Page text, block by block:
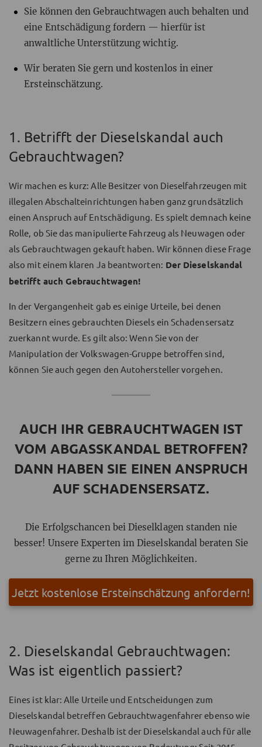
Sie können den Gebrauchtwagen auch behalten und
eine Entschädigung fordern — hierfür ist
anwaltliche Unterstützung wichtig.
Wir beraten Sie gern und kostenlos in einer
Ersteinschätzung.
1. Betrifft der Dieselskandal auch
Gebrauchtwagen?
Wir machen es kurz: Alle Besitzer von Dieselfahrzeugen mit
illegalen Abschalteinrichtungen haben ganz grundsätzlich
einen Anspruch auf Entschädigung. Es spielt demnach keine
Rolle, ob Sie das manipulierte Fahrzeug als Neuwagen oder
als Gebrauchtwagen gekauft haben. Wir können diese Frage
also mit einem klaren Ja beantworten: Der Dieselskandal
betrifft auch Gebrauchtwagen!
In der Vergangenheit gab es einige Urteile, bei denen
Besitzern eines gebrauchten Diesels ein Schadensersatz
zuerkannt wurde. Es gilt also: Wenn Sie von der
Manipulation der Volkswagen-Gruppe betroffen sind,
können Sie auch gegen den Autohersteller vorgehen.
AUCH IHR GEBRAUCHTWAGEN IST
VOM ABGASSKANDAL BETROFFEN?
DANN HABEN SIE EINEN ANSPRUCH
AUF SCHADENSERSATZ.
Die Erfolgschancen bei Dieselklagen standen nie
besser! Unsere Experten im Dieselskandal beraten Sie
gerne zu Ihren Möglichkeiten.
Jetzt kostenlose Ersteinschätzung anfordern!
2. Dieselskandal Gebrauchtwagen:
Was ist eigentlich passiert?
Eines ist klar: Alle Urteile und Entscheidungen zum
Dieselskandal betreffen Gebrauchtwagenfahrer ebenso wie
Neuwagenfahrer. Deshalb ist der Dieselskandal auch für alle